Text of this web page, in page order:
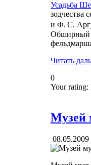
Усадьба
зодчества
и Ф. С.
Обширный
Читать
0
Your rating:
Музей
08.05.2009